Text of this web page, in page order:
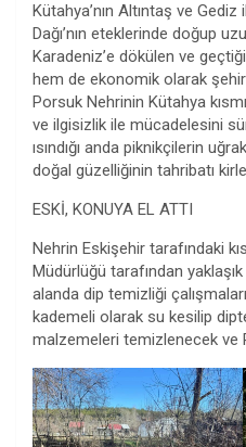
Kütahya’nın Altıntaş ve
Dağı’nın eteklerinde doğup
Karadeniz’e dökülen ve
hem de ekonomik olarak
Porsuk Nehrinin Kütahya
ve ilgisizlik ile mücadelesini
ısındığı anda piknikçilerin
doğal güzelliğinin tahribatı
ESKİ, KONUYA EL ATTI
Nehrin Eskişehir tarafındaki
Müdürlüğü tarafından
alanda dip temizliği
kademeli olarak su kesilip
malzemeleri temizlenecek ve